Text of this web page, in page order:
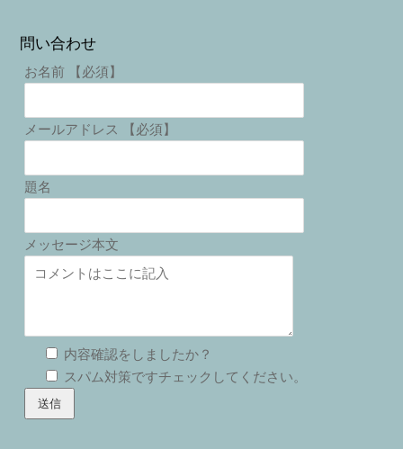
問い合わせ
お名前 【必須】
メールアドレス 【必須】
題名
メッセージ本文
内容確認をしましたか？
スパム対策ですチェックしてください。